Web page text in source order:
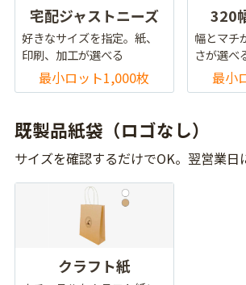
宅配ジャストニーズ
好きなサイズを指定。紙、
印刷、加工が選べる
最小ロット1,000枚
320
幅とマチ
さが選べ
最小
既製品紙袋（ロゴなし）
サイズを確認するだけでOK。翌営業日
クラフト紙